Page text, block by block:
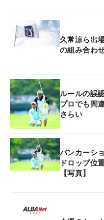
久常涼ら出
の組み合わ
ルールの誤
プロでも間
さらい
バンカーシ
ドロップ位
【写真】